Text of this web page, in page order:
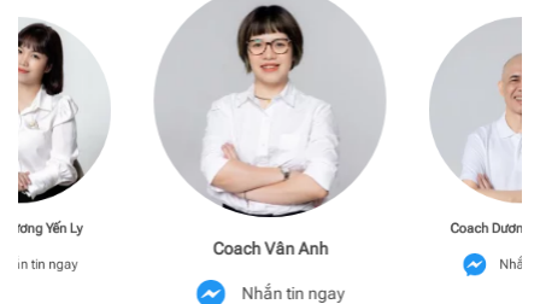
Coach Vân Anh
Nhắn tin ngay
Coach Dương
Nhắn
Yến Ly
tin ngay